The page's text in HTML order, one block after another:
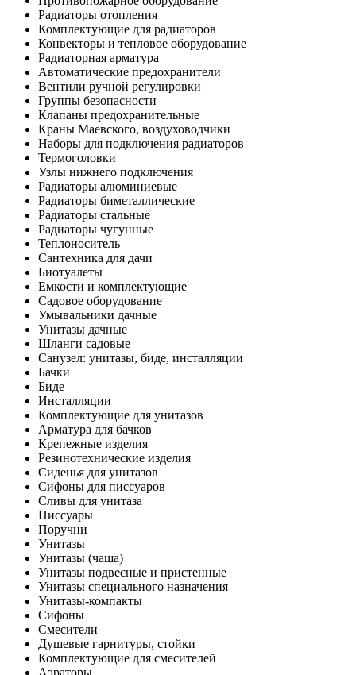
Радиаторы отопления
Комплектующие для радиаторов
Конвекторы и тепловое оборудование
Радиаторная арматура
Автоматические предохранители
Вентили ручной регулировки
Группы безопасности
Клапаны предохранительные
Краны Маевского, воздуховодчики
Наборы для подключения радиаторов
Термоголовки
Узлы нижнего подключения
Радиаторы алюминиевые
Радиаторы биметаллические
Радиаторы стальные
Радиаторы чугунные
Теплоноситель
Сантехника для дачи
Биотуалеты
Емкости и комплектующие
Садовое оборудование
Умывальники дачные
Унитазы дачные
Шланги садовые
Санузел: унитазы, биде, инсталляции
Бачки
Биде
Инсталляции
Комплектующие для унитазов
Арматура для бачков
Крепежные изделия
Резинотехнические изделия
Сиденья для унитазов
Сифоны для писсуаров
Сливы для унитаза
Писсуары
Поручни
Унитазы
Унитазы (чаша)
Унитазы подвесные и пристенные
Унитазы специального назначения
Унитазы-компакты
Сифоны
Смесители
Душевые гарнитуры, стойки
Комплектующие для смесителей
Аэраторы